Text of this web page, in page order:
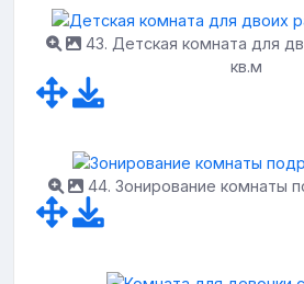
43. Детская комната для
кв.м
44. Зонирование комнаты